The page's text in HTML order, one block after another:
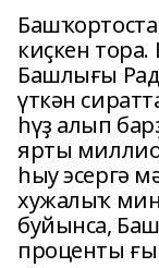
киҫкен
Башлығы
үткән
һүҙ алып
ярты
һыу эсергә
хужалыҡ
буйынса,
проценты